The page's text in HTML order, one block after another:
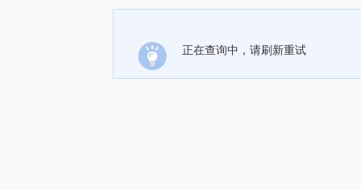
正在查询中，请刷新重试